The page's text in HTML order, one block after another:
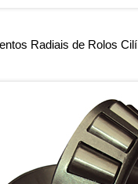
Radiais de Rolos